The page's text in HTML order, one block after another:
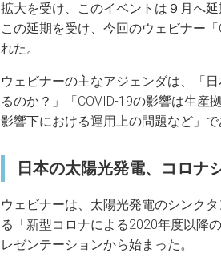
拡大を受け、このイベントは９月へ延
この延期を受け、今回のウェビナー
れた。
ウェビナーの主なアジェンダは、「
るのか？」「COVID-19の影響は生産
影響下における運用上の問題など」で
日本の太陽光発電、コロナ
ウェビナーは、太陽光発電のシンク
る「新型コロナによる2020年度以降
レゼンテーションから始まった。